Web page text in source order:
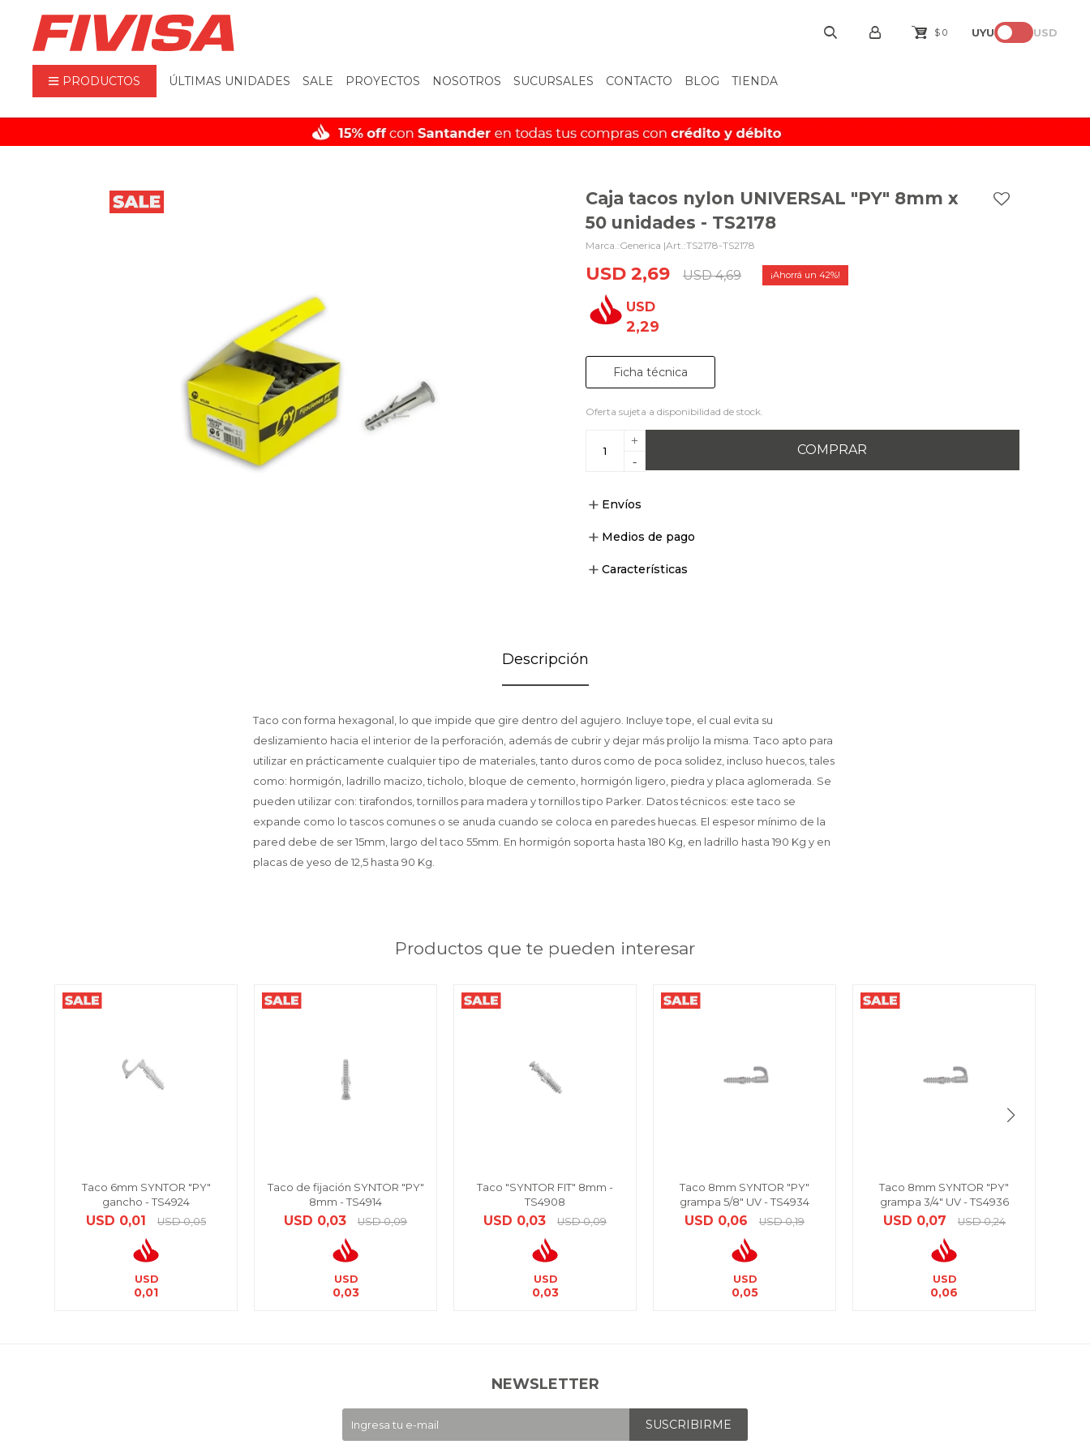
PRODUCTOS ÚLTIMAS UNIDADES SALE PROYECTOS NOSOTROS SUCURSALES CONTACTO BLOG TIENDA
$ 0 UYU USD
Caja tacos nylon UNIVERSAL "PY" 8mm x
50 unidades - TS2178
Generica | TS2178-TS2178
USD 2,69 USD 4,69 42
USD
2,29
Ficha técnica
Oferta sujeta a disponibilidad de stock.
+
-
COMPRAR
Envíos
Medios de pago
Características
Descripción
Taco con forma hexagonal, lo que impide que gire dentro del agujero. Incluye tope, el cual evita su
deslizamiento hacia el interior de la perforación, además de cubrir y dejar más prolijo la misma. Taco apto para
utilizar en prácticamente cualquier tipo de materiales, tanto duros como de poca solidez, incluso huecos, tales
como: hormigón, ladrillo macizo, ticholo, bloque de cemento, hormigón ligero, piedra y placa aglomerada. Se
pueden utilizar con: tirafondos, tornillos para madera y tornillos tipo Parker. Datos técnicos: este taco se
expande como lo tascos comunes o se anuda cuando se coloca en paredes huecas. El espesor mínimo de la
pared debe de ser 15mm, largo del taco 55mm. En hormigón soporta hasta 180 Kg, en ladrillo hasta 190 Kg y en
placas de yeso de 12,5 hasta 90 Kg.
Productos que te pueden interesar
Taco 6mm SYNTOR "PY"
gancho - TS4924
USD 0,01 USD 0,05
USD
0,01
Taco de fijación SYNTOR "PY"
8mm - TS4914
USD 0,03 USD 0,09
USD
0,03
Taco "SYNTOR FIT" 8mm -
TS4908
USD 0,03 USD 0,09
USD
0,03
Taco 8mm SYNTOR "PY"
grampa 5/8" UV - TS4934
USD 0,06 USD 0,19
USD
0,05
Taco 8mm SYNTOR "PY"
grampa 3/4" UV - TS4936
USD 0,07 USD 0,24
USD
0,06
NEWSLETTER
SUSCRIBIRME